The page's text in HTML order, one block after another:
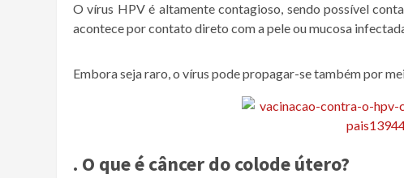
O vírus HPV é altamente contagioso, sendo possível
acontece por contato direto com a pele ou mucosa
Embora seja raro, o vírus pode propagar-se também por
. O que é câncer do colode útero?